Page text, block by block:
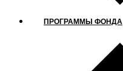
ПРОГРАММЫ ФОНДА